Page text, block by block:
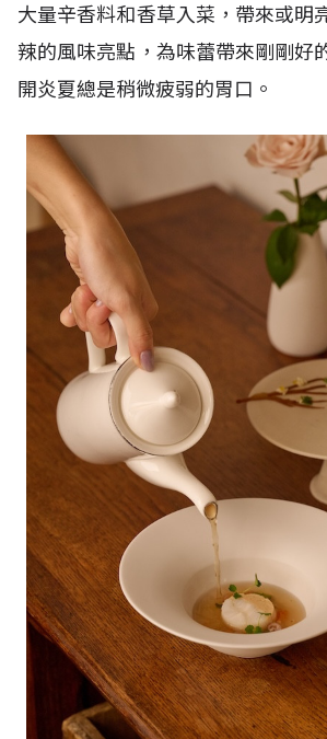
大量辛香料和香草入菜，帶來或明
辣的風味亮點，為味蕾帶來剛剛好
開炎夏總是稍微疲弱的胃口。